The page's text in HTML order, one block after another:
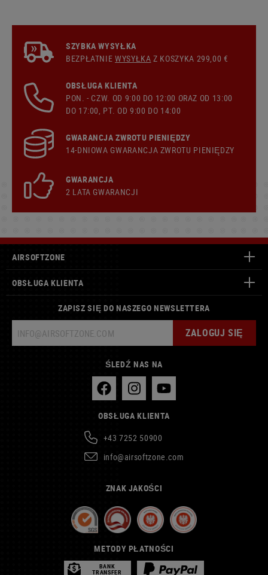
SZYBKA WYSYŁKA
BEZPŁATNIEWYSYŁKA Z KOSZYKA 299,00 €
OBSŁUGA KLIENTA
PON. - CZW. OD 9:00 DO 12:00 ORAZ OD 13:00
DO 17:00, PT. OD 9:00 DO 14:00
GWARANCJA ZWROTU PIENIĘDZY
14-DNIOWA GWARANCJA ZWROTU PIENIĘDZY
GWARANCJA
2 LATA GWARANCJI
AIRSOFTZONE
OBSŁUGA KLIENTA
ZAPISZ SIĘ DO NASZEGO NEWSLETTERA
ZALOGUJ SIĘ
ŚLEDŹ NAS NA
OBSŁUGA KLIENTA
+43 7252 50900
info@airsoftzone.com
ZNAK JAKOŚCI
METODY PŁATNOŚCI
BANK
TRANSFER